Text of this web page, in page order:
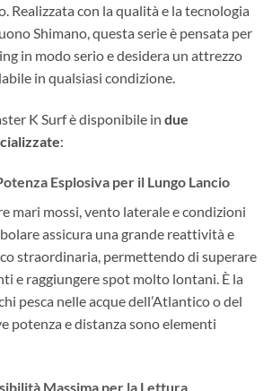
Realizzata con la qualità e la tecnologia
Shimano, questa serie è pensata per
in modo serio e desidera un attrezzo
in qualsiasi condizione.
K Surf è disponibile in due
:
Esplosiva per il Lungo Lancio
mari mossi, vento laterale e condizioni
assicura una grande reattività e
straordinaria, permettendo di superare
e raggiungere spot molto lontani. È la
pesca nelle acque dell’Atlantico o del
potenza e distanza sono elementi
Massima per la Lettura